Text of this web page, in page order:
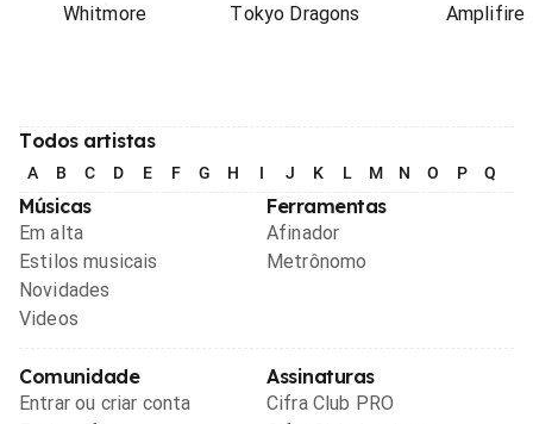
Whitmore Tokyo Dragons Amplifire
Todos artistas
A B C D E F G H I J K L M N O P Q
Músicas
Em alta
Estilos musicais
Novidades
Videos
Ferramentas
Afinador
Metrônomo
Comunidade
Entrar ou criar conta
Assinaturas
Cifra Club PRO